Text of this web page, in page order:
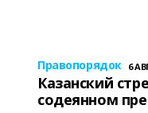
Правопорядок 6
Казанский
содеянном